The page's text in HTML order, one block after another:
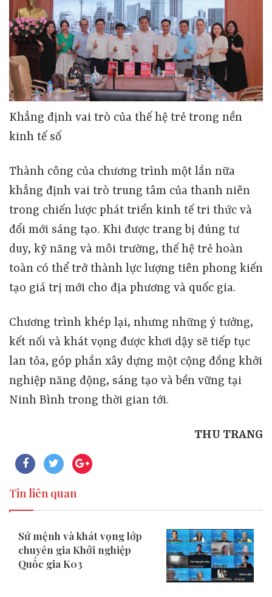
Khẳng định vai trò của thế hệ trẻ trong nền
kinh tế số
Thành công của chương trình một lần nữa
khẳng định vai trò trung tâm của thanh niên
trong chiến lược phát triển kinh tế tri thức và
đổi mới sáng tạo. Khi được trang bị đúng tư
duy, kỹ năng và môi trường, thế hệ trẻ hoàn
toàn có thể trở thành lực lượng tiên phong kiến
tạo giá trị mới cho địa phương và quốc gia.
Chương trình khép lại, nhưng những ý tưởng,
kết nối và khát vọng được khơi dậy sẽ tiếp tục
lan tỏa, góp phần xây dựng một cộng đồng khởi
nghiệp năng động, sáng tạo và bền vững tại
Ninh Bình trong thời gian tới.
THU TRANG
Tin liên quan
Sứ mệnh và khát vọng lớp
chuyên gia Khởi nghiệp
Quốc gia K03